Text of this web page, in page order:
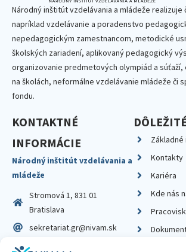
Národný inštitút vzdelávania a mládeže realizuje
napríklad vzdelávanie a poradenstvo
nepedagogickým zamestnancom, metodické
školských zariadení, aplikovaný pedagogický
organizovanie predmetových olympiád a
na školách, neformálne vzdelávanie mládeže či
fondu.
KONTAKTNÉ
INFORMÁCIE
Národný inštitút vzdelávania a
mládeže
Stromová 1, 831 01
Bratislava
sekretariat.gr@nivam.sk
IČO: 00164348
Základné
Kontakty
Kariéra
Kde nás